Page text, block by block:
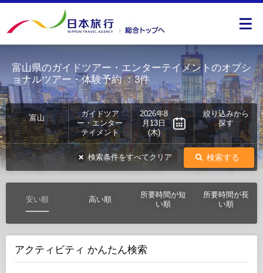
富山県のガイドツアー・エンターテイメントのオプシ
ョナルツアー・体験予約：3件
富山
ガイドツア
ー・エンター
テイメント
2026年8
月13日
(木)
絞り込みから
探す
検索する
検索条件をすべてクリア
安い順 高い順
所要時間が短
い順
所要時間が長
い順
アクティビティ かんたん検索